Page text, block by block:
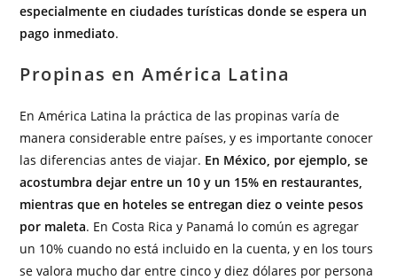
especialmente en ciudades turísticas donde se espera un
pago inmediato.
Propinas en América Latina
En América Latina la práctica de las propinas varía de
manera considerable entre países, y es importante conocer
las diferencias antes de viajar. En México, por ejemplo, se
acostumbra dejar entre un 10 y un 15% en restaurantes,
mientras que en hoteles se entregan diez o veinte pesos
por maleta. En Costa Rica y Panamá lo común es agregar
un 10% cuando no está incluido en la cuenta, y en los tours
se valora mucho dar entre cinco y diez dólares por persona